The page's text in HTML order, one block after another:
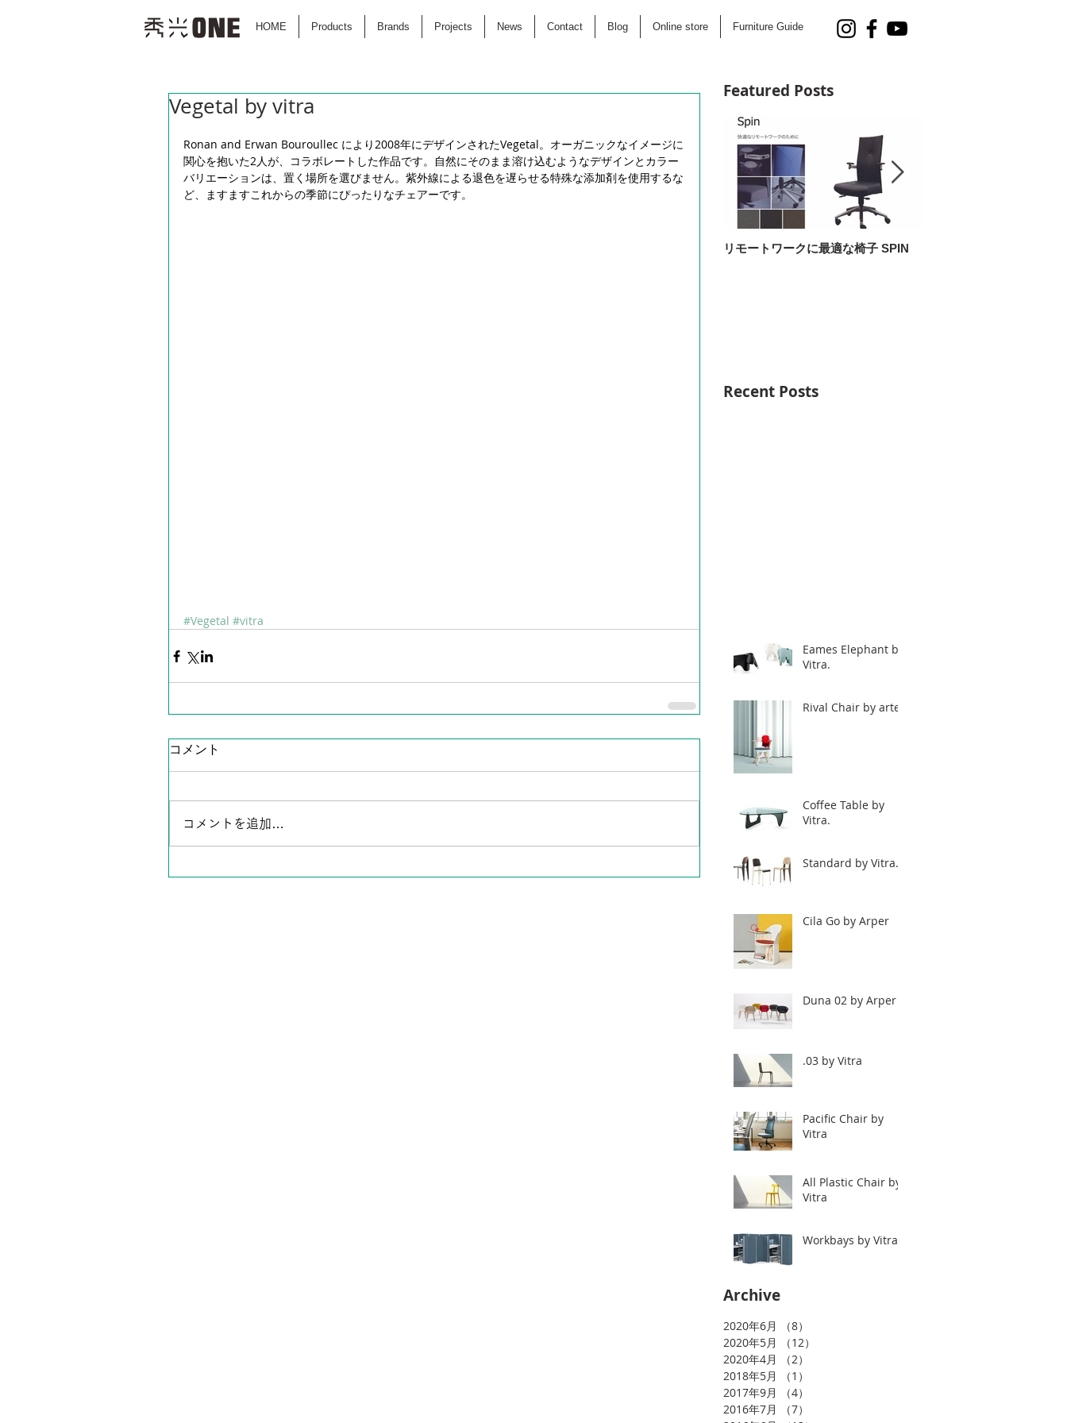
HOME Products Brands Projects News Contact Blog Online store Furniture Guide
Vegetal by vitra
Ronan and Erwan Bouroullec により2008年にデザインされたVegetal。オーガニックなイメージに
関心を抱いた2人が、コラボレートした作品です。自然にそのまま溶け込むようなデザインとカラー
バリエーションは、置く場所を選びません。紫外線による退色を遅らせる特殊な添加剤を使用するな
ど、ますますこれからの季節にぴったりなチェアーです。
#Vegetal #vitra
コメント
コメントを追加…
Featured Posts
リモートワークに最適な椅子 SPIN
Recent Posts
Eames Elephant by
Vitra.
Rival Chair by artek
Coffee Table by
Vitra.
Standard by Vitra.
Cila Go by Arper
Duna 02 by Arper
.03 by Vitra
Pacific Chair by
Vitra
All Plastic Chair by
Vitra
Workbays by Vitra.
Archive
2020年6月 （8）
2020年5月
（12）
2020年4月
（2）
2018年5月
（1）
2017年9月
（4）
2016年7月
（7）